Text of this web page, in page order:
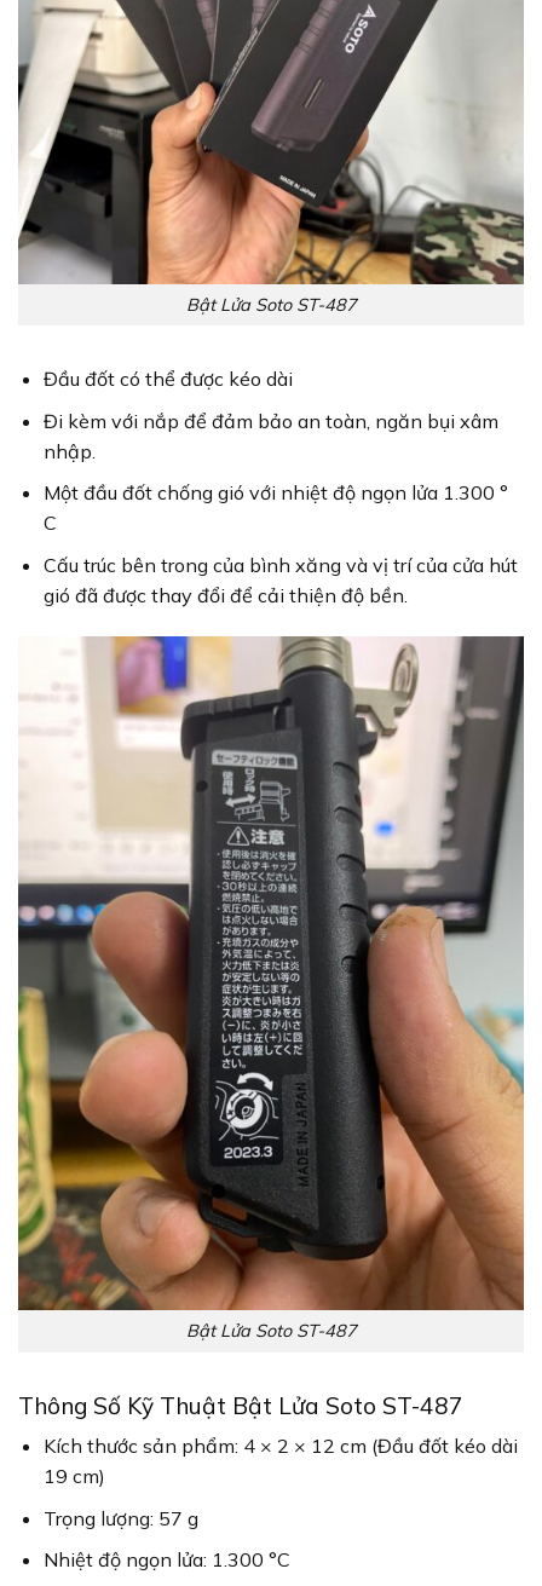
Bật Lửa Soto ST-487
Đầu đốt có thể được kéo dài
Đi kèm với nắp để đảm bảo an toàn, ngăn bụi xâm
nhập.
Một đầu đốt chống gió với nhiệt độ ngọn lửa 1.300 °
C
Cấu trúc bên trong của bình xăng và vị trí của cửa hút
gió đã được thay đổi để cải thiện độ bền.
Bật Lửa Soto ST-487
Thông Số Kỹ Thuật Bật Lửa Soto ST-487
Kích thước sản phẩm: 4 × 2 × 12 cm (Đầu đốt kéo dài
19 cm)
Trọng lượng: 57 g
Nhiệt độ ngọn lửa: 1.300 °C